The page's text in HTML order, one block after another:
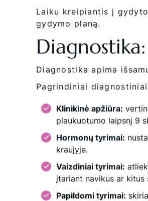
Laiku kreipiantis į
gydymo planą.
Diagnostika apima
Pagrindiniai
Klinikinė apžiūra:
plaukuotumo laipsnį 9
Hormonų tyrimai:
kraujyje.
Vaizdiniai tyrimai:
įtariant navikus ar
Papildomi tyrimai: